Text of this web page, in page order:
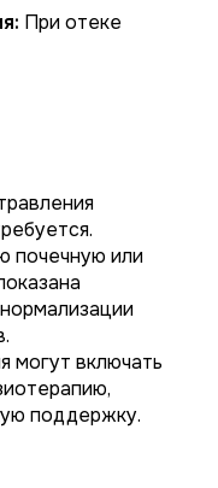
При отеке
почечную или
могут включать
поддержку.